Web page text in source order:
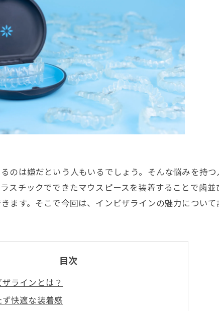
のは嫌だという人もいるでしょう。そんな悩みを持
スチックでできたマウスピースを装着することで歯
す。そこで今回は、インビザラインの魅力について
目次
ラインとは？
ず快適な装着感